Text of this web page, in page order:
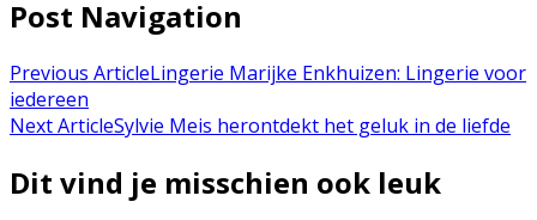
Post Navigation
Previous ArticleLingerie Marijke Enkhuizen: Lingerie voor
iedereen
Next ArticleSylvie Meis herontdekt het geluk in de liefde
Dit vind je misschien ook leuk